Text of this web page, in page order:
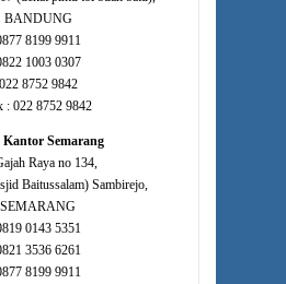
BANDUNG
8199 9911
1003 0307
022 8752 9842
: 022 8752 9842
Semarang
Raya no 134,
Baitussalam) Sambirejo,
SEMARANG
0143 5351
3536 6261
8199 9911